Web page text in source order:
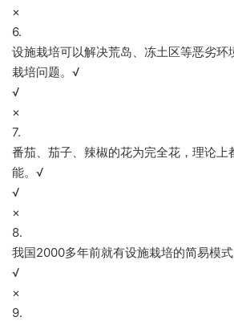
×
6.
设施栽培可以解决荒岛、冻土区等恶劣环
栽培问题。√
√
×
7.
番茄、茄子、辣椒的花为完全花，理论上
能。√
√
×
8.
我国2000多年前就有设施栽培的简易模
√
×
9.